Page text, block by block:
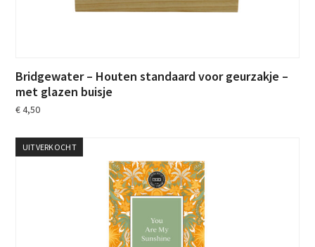
Bridgewater – Houten standaard voor geurzakje –
met glazen buisje
€4,50
UITVERKOCHT